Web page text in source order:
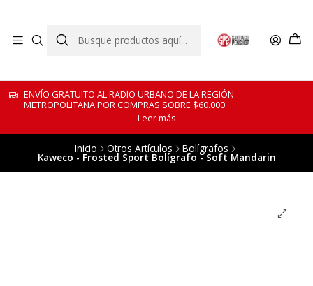
ENVÍO GRATUITO AL RADIO URBANO DE LA REGIÓN
METROPOLITANA POR COMPRAS SOBRE $60.000
Leer más
Inicio Otros Artículos Bolígrafos
Kaweco - Frosted Sport Bolígrafo - Soft Mandarin